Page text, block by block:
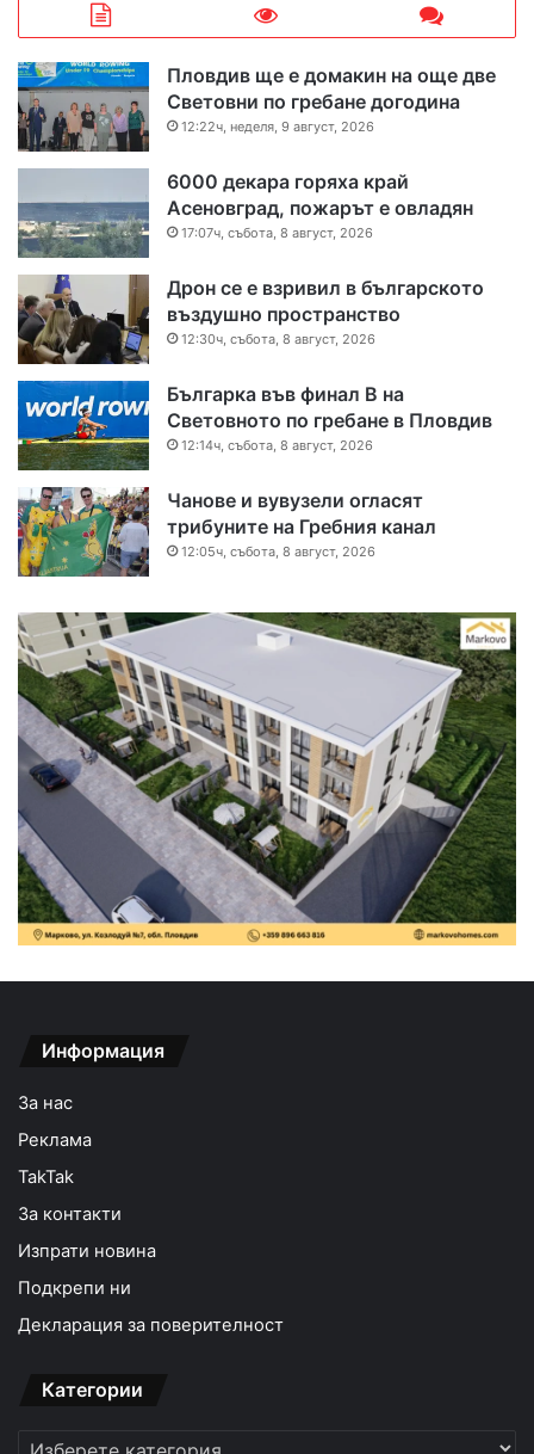
Пловдив ще е домакин на още две
Световни по гребане догодина
12:22ч, неделя, 9 август, 2026
6000 декара горяха край
Асеновград, пожарът е овладян
17:07ч, събота, 8 август, 2026
Дрон се е взривил в българското
въздушно пространство
12:30ч, събота, 8 август, 2026
Българка във финал B на
Световното по гребане в Пловдив
12:14ч, събота, 8 август, 2026
Чанове и вувузели огласят
трибуните на Гребния канал
12:05ч, събота, 8 август, 2026
Информация
За нас
Реклама
TakTak
За контакти
Изпрати новина
Подкрепи ни
Декларация за поверителност
Категории
Категории